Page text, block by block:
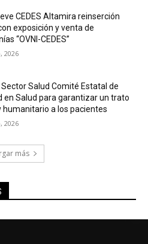
CEDES Altamira reinserción
exposición y venta de
“OVNI-CEDES”
2026
Sector Salud Comité Estatal de
en Salud para garantizar un trato
humanitario a los pacientes
2026
más